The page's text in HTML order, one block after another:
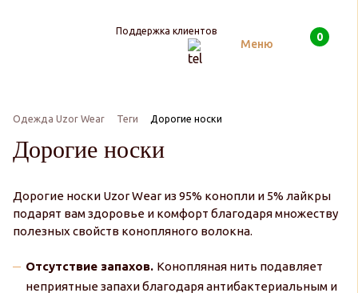
Поддержка клиентов
Меню
Поиск 0
Одежда Uzor Wear Теги Дорогие носки
Дорогие носки
Дорогие носки Uzor Wear из 95% конопли и 5% лайкры
подарят вам здоровье и комфорт благодаря множеству
полезных свойств конопляного волокна.
Отсутствие запахов. Конопляная нить подавляет
неприятные запахи благодаря антибактериальным и